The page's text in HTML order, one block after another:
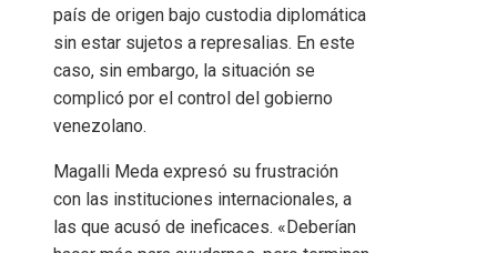
país de origen bajo custodia diplomática
sin estar sujetos a represalias. En este
caso, sin embargo, la situación se
complicó por el control del gobierno
venezolano.
Magalli Meda expresó su frustración
con las instituciones internacionales, a
las que acusó de ineficaces. «Deberían